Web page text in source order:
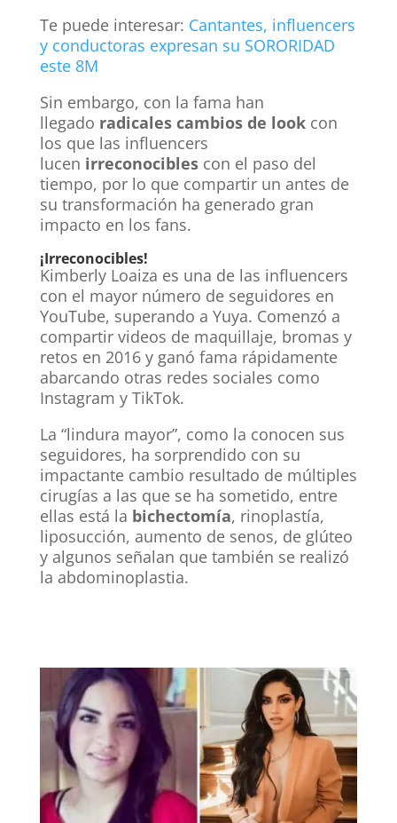
Te puede interesar: Cantantes, influencers
y conductoras expresan su SORORIDAD
este 8M
Sin embargo, con la fama han
llegado radicales cambios de look con
los que las influencers
lucen irreconocibles con el paso del
tiempo, por lo que compartir un antes de
su transformación ha generado gran
impacto en los fans.
¡Irreconocibles!
Kimberly Loaiza es una de las influencers
con el mayor número de seguidores en
YouTube, superando a Yuya. Comenzó a
compartir videos de maquillaje, bromas y
retos en 2016 y ganó fama rápidamente
abarcando otras redes sociales como
Instagram y TikTok.
La “lindura mayor”, como la conocen sus
seguidores, ha sorprendido con su
impactante cambio resultado de múltiples
cirugías a las que se ha sometido, entre
ellas está la bichectomía, rinoplastía,
liposucción, aumento de senos, de glúteo
y algunos señalan que también se realizó
la abdominoplastia.